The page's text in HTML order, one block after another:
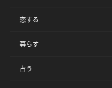
恋する
暮らす
占う